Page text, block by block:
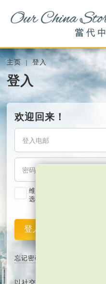
主页 登入
登入
欢迎回来！
维持我的登入状态两星期
选)
登入
忘记密码